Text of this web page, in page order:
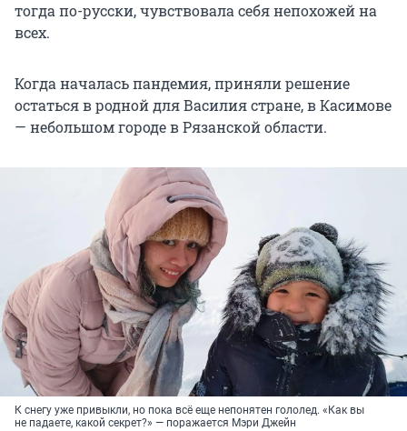
тогда по-русски, чувствовала себя непохожей на
всех.
Когда началась пандемия, приняли решение
остаться в родной для Василия стране, в Касимове
— небольшом городе в Рязанской области.
К снегу уже привыкли, но пока всё еще непонятен гололед. «Как вы
не падаете, какой секрет?» — поражается Мэри Джейн